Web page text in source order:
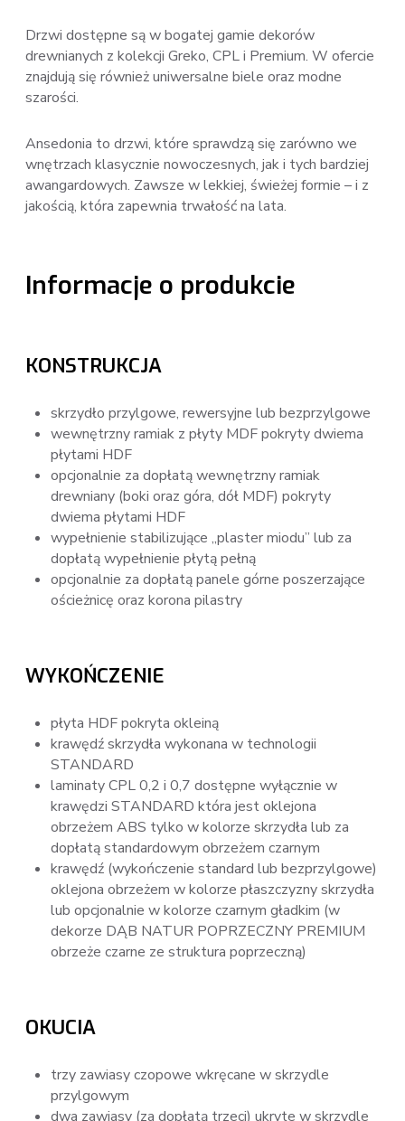
Drzwi dostępne są w bogatej gamie dekorów
drewnianych z kolekcji Greko, CPL i Premium. W ofercie
znajdują się również uniwersalne biele oraz modne
szarości.
Ansedonia to drzwi, które sprawdzą się zarówno we
wnętrzach klasycznie nowoczesnych, jak i tych bardziej
awangardowych. Zawsze w lekkiej, świeżej formie – i z
jakością, która zapewnia trwałość na lata.
Informacje o produkcie
KONSTRUKCJA
skrzydło przylgowe, rewersyjne lub bezprzylgowe
wewnętrzny ramiak z płyty MDF pokryty dwiema
płytami HDF
opcjonalnie za dopłatą wewnętrzny ramiak
drewniany (boki oraz góra, dół MDF) pokryty
dwiema płytami HDF
wypełnienie stabilizujące „plaster miodu” lub za
dopłatą wypełnienie płytą pełną
opcjonalnie za dopłatą panele górne poszerzające
ościeżnicę oraz korona pilastry
WYKOŃCZENIE
płyta HDF pokryta okleiną
krawędź skrzydła wykonana w technologii
STANDARD
laminaty CPL 0,2 i 0,7 dostępne wyłącznie w
krawędzi STANDARD która jest oklejona
obrzeżem ABS tylko w kolorze skrzydła lub za
dopłatą standardowym obrzeżem czarnym
krawędź (wykończenie standard lub bezprzylgowe)
oklejona obrzeżem w kolorze płaszczyzny skrzydła
lub opcjonalnie w kolorze czarnym gładkim (w
dekorze DĄB NATUR POPRZECZNY PREMIUM
obrzeże czarne ze struktura poprzeczną)
OKUCIA
trzy zawiasy czopowe wkręcane w skrzydle
przylgowym
dwa zawiasy (za dopłatą trzeci) ukryte w skrzydle